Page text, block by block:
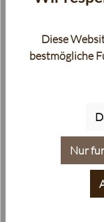
Diese
bestmögliche
Nur